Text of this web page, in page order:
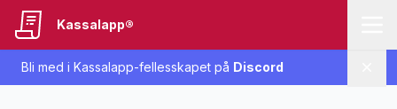
Bli med i Kassalapp-fellesskapet på Discord
Kassalapp®